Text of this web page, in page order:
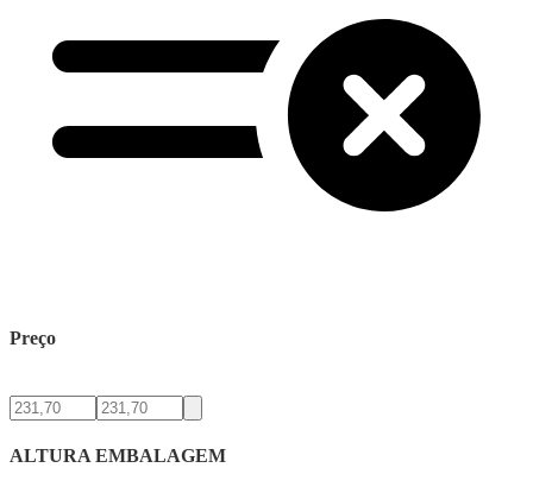
Preço
ALTURA EMBALAGEM